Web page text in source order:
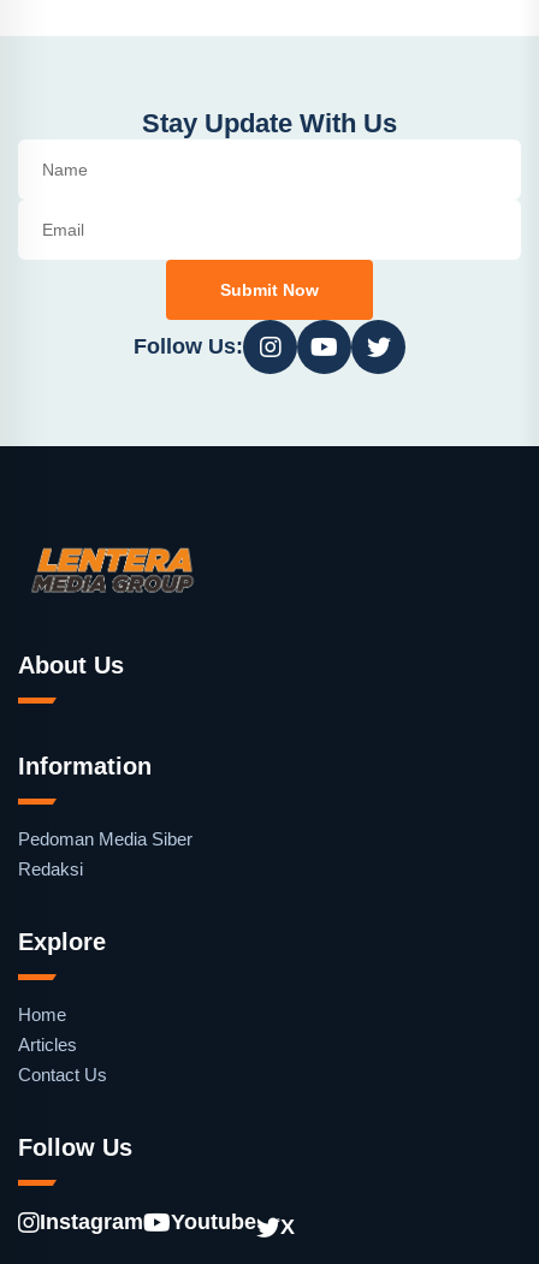
Stay Update With Us
Submit Now
Follow Us:
About Us
Information
Pedoman Media Siber
Redaksi
Explore
Home
Articles
Contact Us
Follow Us
Instagram Youtube X